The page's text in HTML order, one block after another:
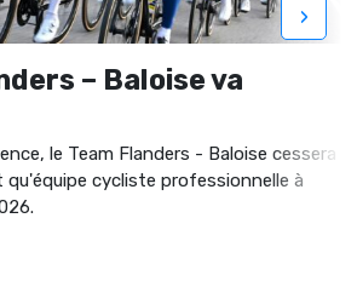
– Baloise va
le Team Flanders - Baloise cessera
qu'équipe cycliste professionnelle à
›